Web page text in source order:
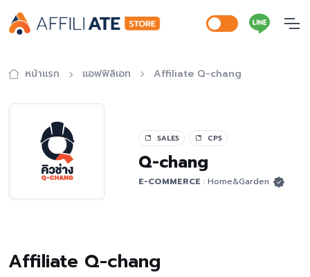
หน้าแรก แอฟฟิลิเอท Affiliate Q-chang
SALES CPS
Q-chang
E-COMMERCE : Home&Garden
Affiliate Q-chang